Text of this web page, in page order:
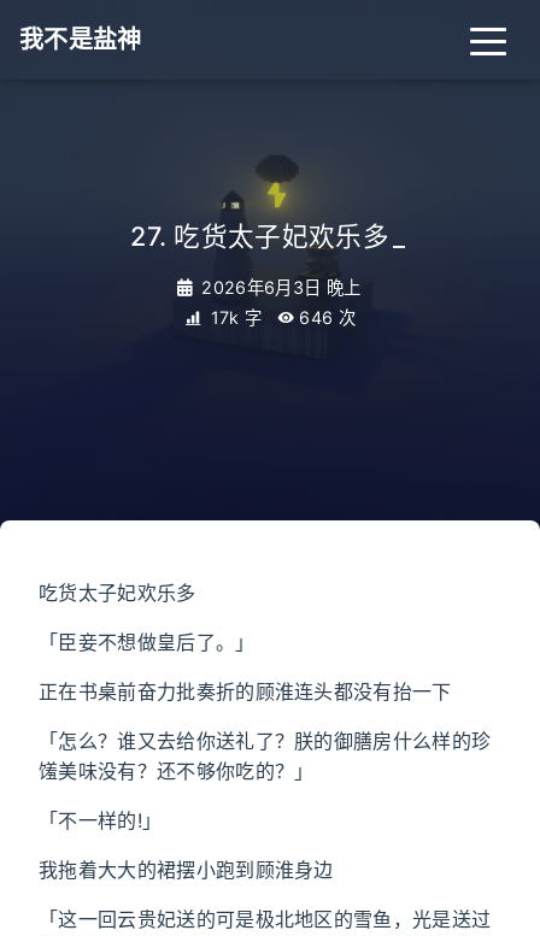
我不是盐神
27. 吃货太子妃欢乐多
2026年6月3日 晚上
17k 字
646 次
吃货太子妃欢乐多
「臣妾不想做皇后了。」
正在书桌前奋力批奏折的顾淮连头都没有抬一下
「怎么？谁又去给你送礼了？朕的御膳房什么样的珍
馐美味没有？还不够你吃的？」
「不一样的!」
我拖着大大的裙摆小跑到顾淮身边
「这一回云贵妃送的可是极北地区的雪鱼，光是送过